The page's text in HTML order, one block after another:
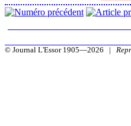
© Journal L'Essor 1905—2026 |